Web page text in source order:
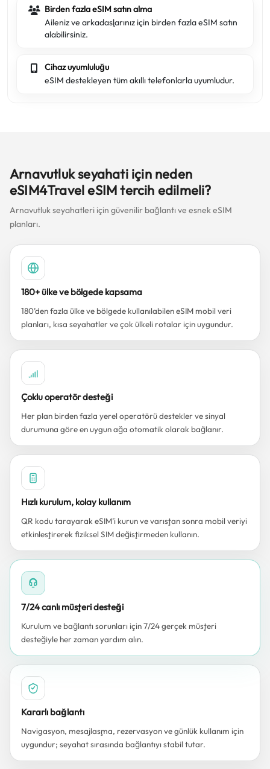
Birden fazla eSIM satın alma
Aileniz ve arkadaşlarınız için birden fazla eSIM satın
alabilirsiniz.
Cihaz uyumluluğu
eSIM destekleyen tüm akıllı telefonlarla uyumludur.
Arnavutluk seyahati için neden
eSIM4Travel eSIM tercih edilmeli?
Arnavutluk seyahatleri için güvenilir bağlantı ve esnek eSIM
planları.
180+ ülke ve bölgede kapsama
180’den fazla ülke ve bölgede kullanılabilen eSIM mobil veri
planları, kısa seyahatler ve çok ülkeli rotalar için uygundur.
Çoklu operatör desteği
Her plan birden fazla yerel operatörü destekler ve sinyal
durumuna göre en uygun ağa otomatik olarak bağlanır.
Hızlı kurulum, kolay kullanım
QR kodu tarayarak eSIM’i kurun ve varıştan sonra mobil veriyi
etkinleştirerek fiziksel SIM değiştirmeden kullanın.
7/24 canlı müşteri desteği
Kurulum ve bağlantı sorunları için 7/24 gerçek müşteri
desteğiyle her zaman yardım alın.
Kararlı bağlantı
Navigasyon, mesajlaşma, rezervasyon ve günlük kullanım için
uygundur; seyahat sırasında bağlantıyı stabil tutar.